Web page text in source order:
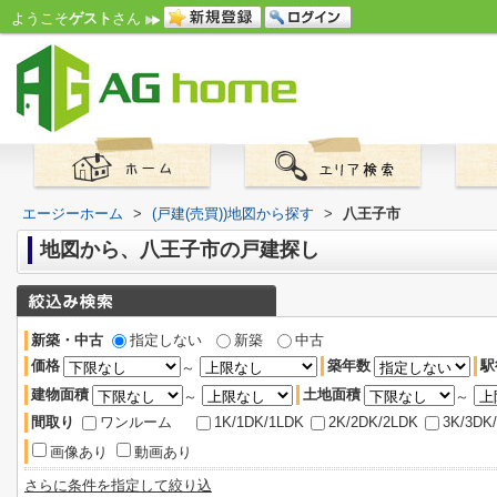
ようこそゲスト さん
エージーホーム > (戸建(売買))地図から探す > 八王子市
地図から、八王子市の戸建探し
新築・中古 指定しない 新築
中古
価格
～ 築年数
建物面積
～ 土地面積
～
間取り
ワンルーム 1K/1DK/1LDK 2K/2DK/2LDK
3K/
画像あり
動画あり
さらに条件を指定して絞り込